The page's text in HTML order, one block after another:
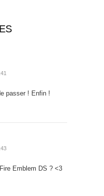
passer ! Enfin !
Emblem DS ? <3